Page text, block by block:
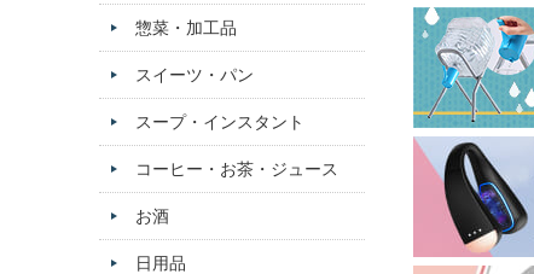
惣菜・加工品
スイーツ・パン
スープ・インスタント
コーヒー・お茶・ジュース
お酒
日用品